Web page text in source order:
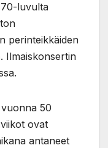
luvulta
perinteikkäiden
Ilmaiskonsertin
50
ovat
antaneet